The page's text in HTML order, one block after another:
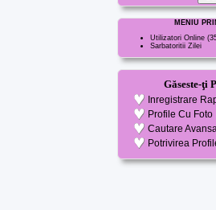
MENIU
Utilizatori Online
Sarbatoritii Zilei
Găseste-ţi
Inregistrare
Profile Cu Foto
Cautare
Potrivirea